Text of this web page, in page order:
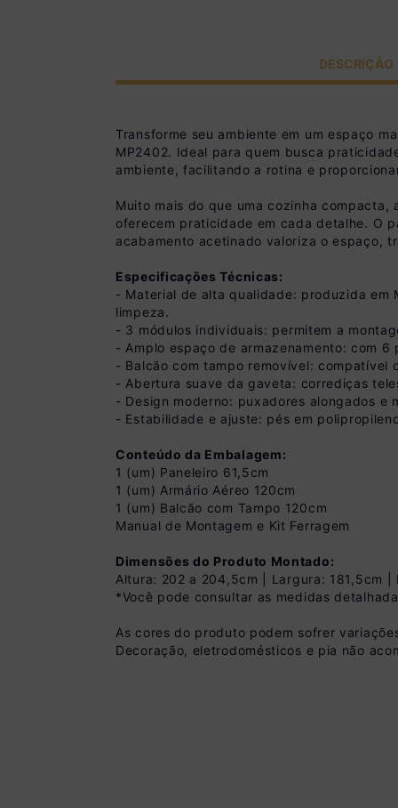
Pix
R$ 1.394,99 à
(10% de desconto)
DESCRIÇÃO
Transforme seu ambiente em um espaço
MP2402. Ideal para quem busca
ambiente, facilitando a rotina e
Muito mais do que uma cozinha
oferecem praticidade em cada detalhe. O
acabamento acetinado valoriza o espaço,
Especificações Técnicas:
- Material de alta qualidade: produzida em
limpeza.
- 3 módulos individuais: permitem a
- Amplo espaço de armazenamento: com
- Balcão com tampo removível: compatível
- Abertura suave da gaveta: corrediças
- Design moderno: puxadores alongados e
- Estabilidade e ajuste: pés em
Conteúdo da Embalagem:
1 (um) Paneleiro 61,5cm
1 (um) Armário Aéreo 120cm
1 (um) Balcão com Tampo 120cm
Manual de Montagem e Kit Ferragem
Dimensões do Produto Montado:
Altura: 202 a 204,5cm | Largura: 181,5cm |
*Você pode consultar as medidas
As cores do produto podem sofrer
Decoração, eletrodomésticos e pia não